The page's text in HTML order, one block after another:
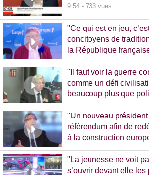
9:54 - 733 vues
"Ce qui est en jeu,
concitoyens de
la République
"Il faut voir la guerre
comme un défi
beaucoup plus que
"Un nouveau
référendum afin de
à la construction
"La jeunesse ne voit
s’ouvrir devant elle les